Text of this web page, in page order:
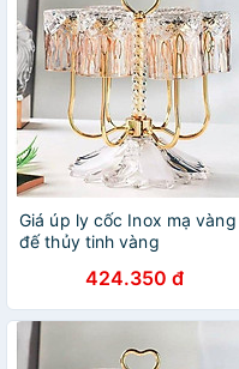
Giá úp ly cốc Inox mạ vàng
đế thủy tinh vàng
424.350 đ